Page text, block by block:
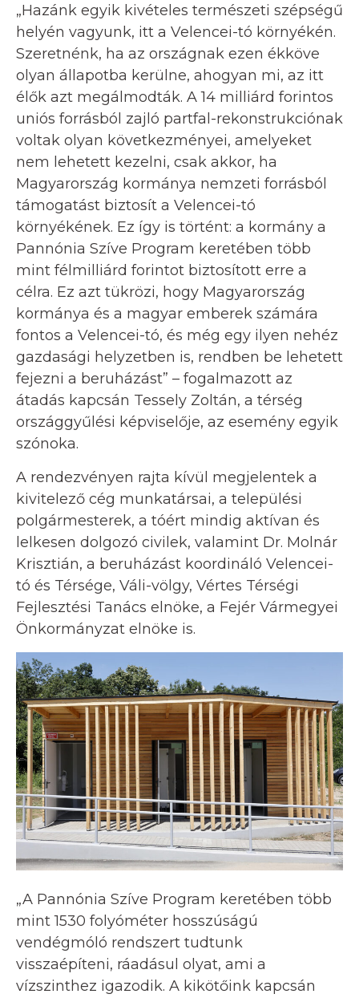
„Hazánk egyik kivételes természeti szépségű
helyén vagyunk, itt a Velencei-tó környékén.
Szeretnénk, ha az országnak ezen ékköve
olyan állapotba kerülne, ahogyan mi, az itt
élők azt megálmodták. A 14 milliárd forintos
uniós forrásból zajló partfal-rekonstrukciónak
voltak olyan következményei, amelyeket
nem lehetett kezelni, csak akkor, ha
Magyarország kormánya nemzeti forrásból
támogatást biztosít a Velencei-tó
környékének. Ez így is történt: a kormány a
Pannónia Szíve Program keretében több
mint félmilliárd forintot biztosított erre a
célra. Ez azt tükrözi, hogy Magyarország
kormánya és a magyar emberek számára
fontos a Velencei-tó, és még egy ilyen nehéz
gazdasági helyzetben is, rendben be lehetett
fejezni a beruházást” – fogalmazott az
átadás kapcsán Tessely Zoltán, a térség
országgyűlési képviselője, az esemény egyik
szónoka.
A rendezvényen rajta kívül megjelentek a
kivitelező cég munkatársai, a települési
polgármesterek, a tóért mindig aktívan és
lelkesen dolgozó civilek, valamint Dr. Molnár
Krisztián, a beruházást koordináló Velencei-
tó és Térsége, Váli-völgy, Vértes Térségi
Fejlesztési Tanács elnöke, a Fejér Vármegyei
Önkormányzat elnöke is.
„A Pannónia Szíve Program keretében több
mint 1530 folyóméter hosszúságú
vendégmóló rendszert tudtunk
visszaépíteni, ráadásul olyat, ami a
vízszinthez igazodik. A kikötőink kapcsán